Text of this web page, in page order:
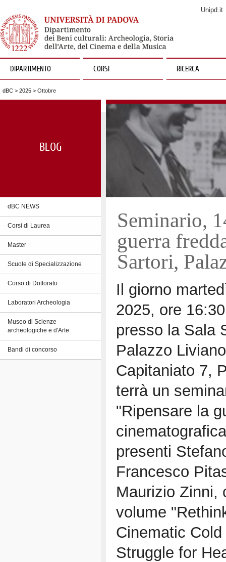
Unipd.it
DIPARTIMENTO CORSI RICERCA
dBC > 2025 > Ottobre
BLOG
dBC NEWS
Corsi di Laurea
Master
Scuole di Specializzazione
Corso di Dottorato
Laboratori Archeologia
Museo di Scienze
archeologiche e d'Arte
Bandi di concorso
Seminario,
guerra
Sartori,
Il giorno
2025, ore
presso la Sala
Palazzo
Capitaniato 7,
terrà un
"Ripensare la
presenti
Francesco
Maurizio Zinni,
volume
Cinematic Cold
Struggle for